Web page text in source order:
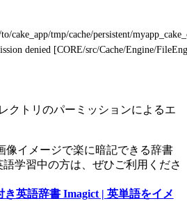
cake_app/tmp/cache/persistent/
denied [CORE/src/Cache/Engine/
クトリのパーミッションによるエ
像イメージで楽に暗記できる辞書
学習中の方は、ぜひご利用くださ
き英語辞書 Imagict | 英単語をイメ